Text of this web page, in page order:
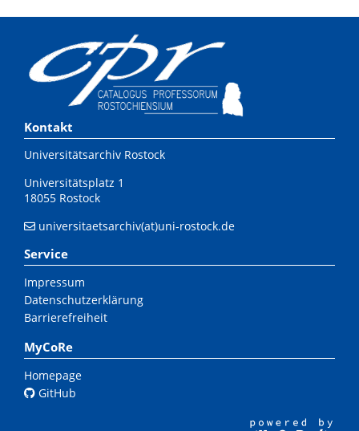
Kontakt
Universitätsarchiv Rostock
Universitätsplatz 1
18055 Rostock
universitaetsarchiv(at)uni-rostock.de
Service
Impressum
Datenschutzerklärung
Barrierefreiheit
MyCoRe
Homepage
GitHub